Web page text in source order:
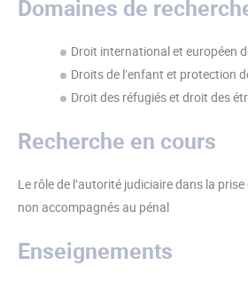
Domaines de
Droit international et européen
Droits de l’enfant et protection
Droit des réfugiés et droit des
Recherche en cours
Le rôle de l’autorité judiciaire dans la
non accompagnés au pénal
Enseignements